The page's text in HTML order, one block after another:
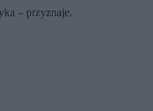
– przyznaje.